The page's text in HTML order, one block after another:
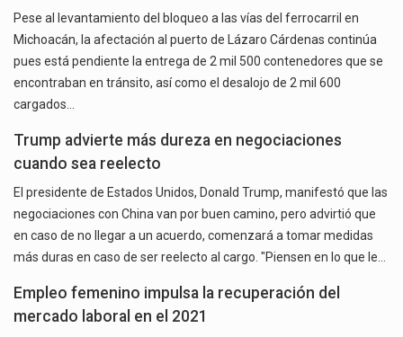
Pese al levantamiento del bloqueo a las vías del ferrocarril en
Michoacán, la afectación al puerto de Lázaro Cárdenas continúa
pues está pendiente la entrega de 2 mil 500 contenedores que se
encontraban en tránsito, así como el desalojo de 2 mil 600
cargados…
Trump advierte más dureza en negociaciones
cuando sea reelecto
El presidente de Estados Unidos, Donald Trump, manifestó que las
negociaciones con China van por buen camino, pero advirtió que
en caso de no llegar a un acuerdo, comenzará a tomar medidas
más duras en caso de ser reelecto al cargo. "Piensen en lo que le…
Empleo femenino impulsa la recuperación del
mercado laboral en el 2021